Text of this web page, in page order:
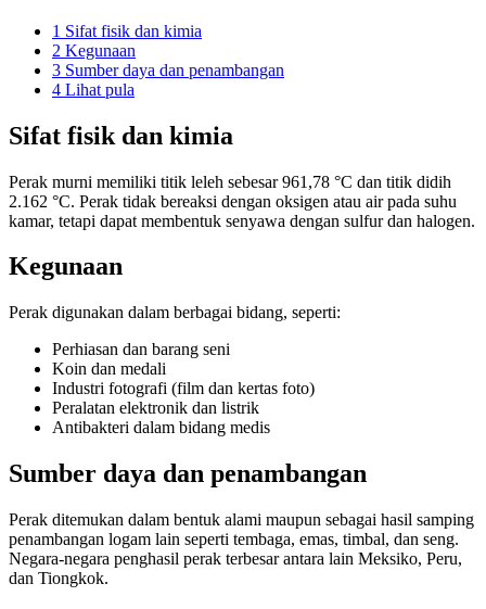
1 Sifat fisik dan kimia
2 Kegunaan
3 Sumber daya dan penambangan
4 Lihat pula
Sifat fisik dan kimia
Perak murni memiliki titik leleh sebesar 961,78 °C dan titik didih
2.162 °C. Perak tidak bereaksi dengan oksigen atau air pada suhu
kamar, tetapi dapat membentuk senyawa dengan sulfur dan halogen.
Kegunaan
Perak digunakan dalam berbagai bidang, seperti:
Perhiasan dan barang seni
Koin dan medali
Industri fotografi (film dan kertas foto)
Peralatan elektronik dan listrik
Antibakteri dalam bidang medis
Sumber daya dan penambangan
Perak ditemukan dalam bentuk alami maupun sebagai hasil samping
penambangan logam lain seperti tembaga, emas, timbal, dan seng.
Negara-negara penghasil perak terbesar antara lain Meksiko, Peru,
dan Tiongkok.